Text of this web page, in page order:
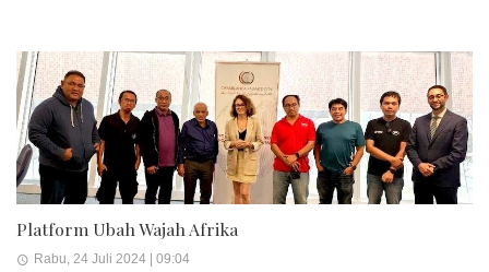
Platform Ubah Wajah Afrika
Rabu, 24 Juli 2024 | 09:04